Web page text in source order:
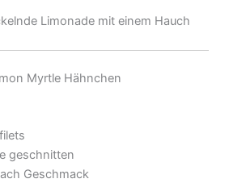
Limonade mit einem Hauch
Myrtle Hähnchen
geschnitten
Geschmack